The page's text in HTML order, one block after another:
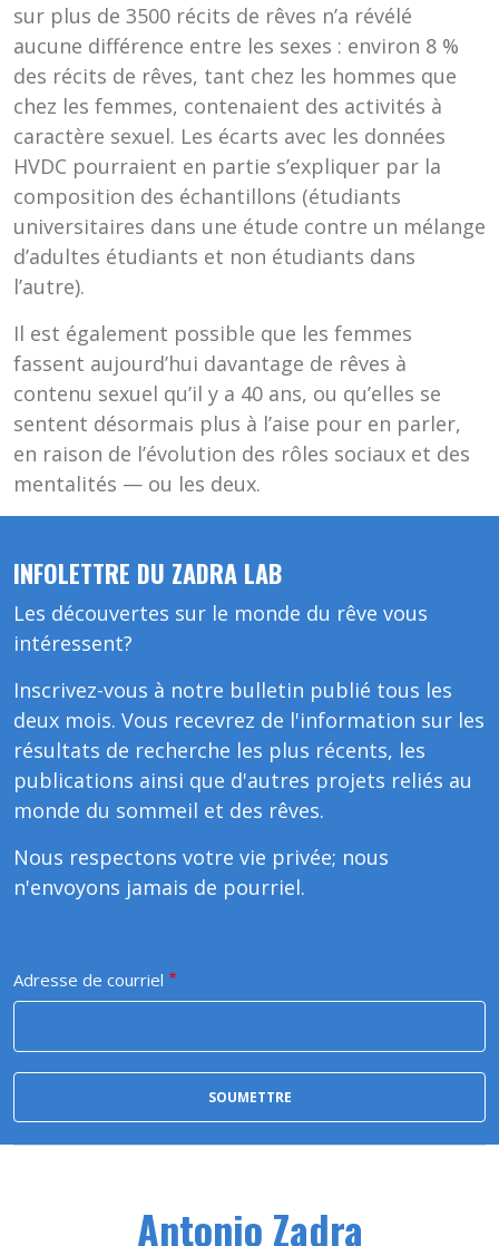
sur plus de 3500 récits de rêves n’a révélé
aucune différence entre les sexes : environ 8 %
des récits de rêves, tant chez les hommes que
chez les femmes, contenaient des activités à
caractère sexuel. Les écarts avec les données
HVDC pourraient en partie s’expliquer par la
composition des échantillons (étudiants
universitaires dans une étude contre un mélange
d’adultes étudiants et non étudiants dans
l’autre).
Il est également possible que les femmes
fassent aujourd’hui davantage de rêves à
contenu sexuel qu’il y a 40 ans, ou qu’elles se
sentent désormais plus à l’aise pour en parler,
en raison de l’évolution des rôles sociaux et des
mentalités — ou les deux.
INFOLETTRE DU ZADRA LAB
Les découvertes sur le monde du rêve vous
intéressent?
Inscrivez-vous à notre bulletin publié tous les
deux mois. Vous recevrez de l'information sur les
résultats de recherche les plus récents, les
publications ainsi que d'autres projets reliés au
monde du sommeil et des rêves.
Nous respectons votre vie privée; nous
n'envoyons jamais de pourriel.
Adresse de courriel
Antonio Zadra